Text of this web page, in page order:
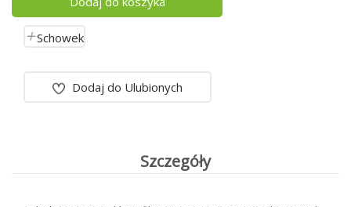
Schowek
Dodaj do Ulubionych
Szczegóły